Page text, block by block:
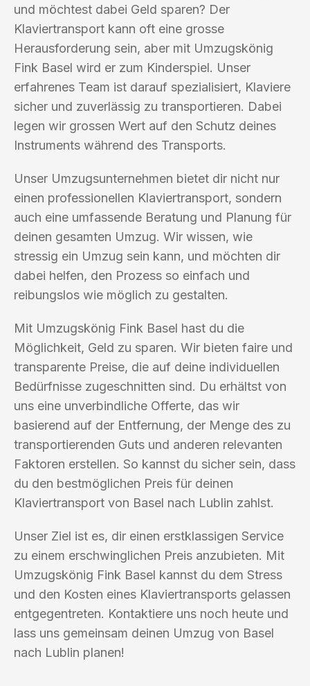
und möchtest dabei Geld sparen? Der
Klaviertransport kann oft eine grosse
Herausforderung sein, aber mit Umzugskönig
Fink Basel wird er zum Kinderspiel. Unser
erfahrenes Team ist darauf spezialisiert, Klaviere
sicher und zuverlässig zu transportieren. Dabei
legen wir grossen Wert auf den Schutz deines
Instruments während des Transports.
Unser Umzugsunternehmen bietet dir nicht nur
einen professionellen Klaviertransport, sondern
auch eine umfassende Beratung und Planung für
deinen gesamten Umzug. Wir wissen, wie
stressig ein Umzug sein kann, und möchten dir
dabei helfen, den Prozess so einfach und
reibungslos wie möglich zu gestalten.
Mit Umzugskönig Fink Basel hast du die
Möglichkeit, Geld zu sparen. Wir bieten faire und
transparente Preise, die auf deine individuellen
Bedürfnisse zugeschnitten sind. Du erhältst von
uns eine unverbindliche Offerte, das wir
basierend auf der Entfernung, der Menge des zu
transportierenden Guts und anderen relevanten
Faktoren erstellen. So kannst du sicher sein, dass
du den bestmöglichen Preis für deinen
Klaviertransport von Basel nach Lublin zahlst.
Unser Ziel ist es, dir einen erstklassigen Service
zu einem erschwinglichen Preis anzubieten. Mit
Umzugskönig Fink Basel kannst du dem Stress
und den Kosten eines Klaviertransports gelassen
entgegentreten. Kontaktiere uns noch heute und
lass uns gemeinsam deinen Umzug von Basel
nach Lublin planen!